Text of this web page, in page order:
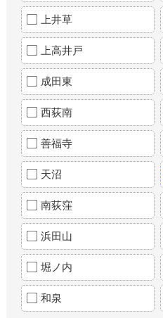
上井草
上高井戸
成田東
西荻南
善福寺
天沼
南荻窪
浜田山
堀ノ内
和泉